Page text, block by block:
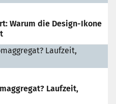
Warum die Design-Ikone
Laufzeit,